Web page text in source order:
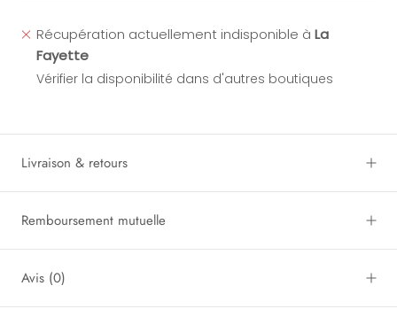
Récupération actuellement indisponible à La
Fayette
Vérifier la disponibilité dans d'autres boutiques
Livraison & retours
Remboursement mutuelle
Avis (0)